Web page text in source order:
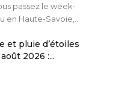
passez le week-
en Haute-Savoie,...
et pluie d’étoiles
2026 :...